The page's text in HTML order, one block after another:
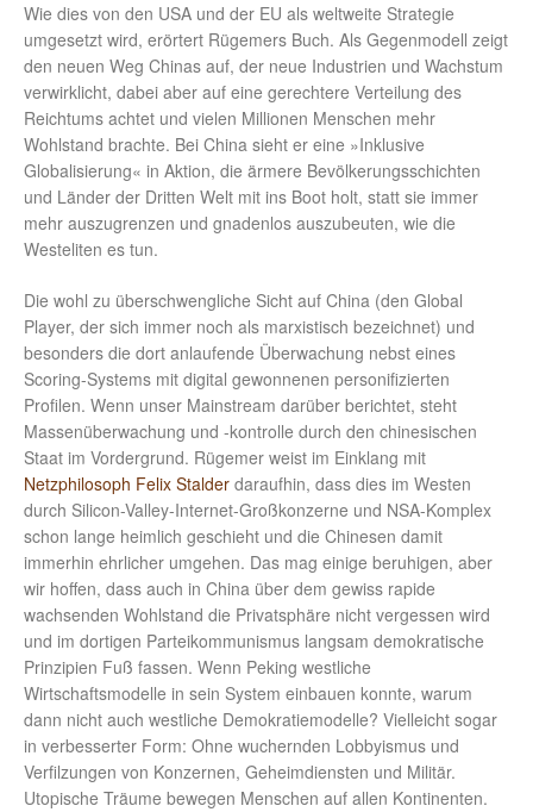
Wie dies von den USA und der EU als weltweite Strategie
umgesetzt wird, erörtert Rügemers Buch. Als Gegenmodell zeigt
den neuen Weg Chinas auf, der neue Industrien und Wachstum
verwirklicht, dabei aber auf eine gerechtere Verteilung des
Reichtums achtet und vielen Millionen Menschen mehr
Wohlstand brachte. Bei China sieht er eine »Inklusive
Globalisierung« in Aktion, die ärmere Bevölkerungsschichten
und Länder der Dritten Welt mit ins Boot holt, statt sie immer
mehr auszugrenzen und gnadenlos auszubeuten, wie die
Westeliten es tun.
Die wohl zu überschwengliche Sicht auf China (den Global
Player, der sich immer noch als marxistisch bezeichnet) und
besonders die dort anlaufende Überwachung nebst eines
Scoring-Systems mit digital gewonnenen personifizierten
Profilen. Wenn unser Mainstream darüber berichtet, steht
Massenüberwachung und -kontrolle durch den chinesischen
Staat im Vordergrund. Rügemer weist im Einklang mit
Netzphilosoph Felix Stalder daraufhin, dass dies im Westen
durch Silicon-Valley-Internet-Großkonzerne und NSA-Komplex
schon lange heimlich geschieht und die Chinesen damit
immerhin ehrlicher umgehen. Das mag einige beruhigen, aber
wir hoffen, dass auch in China über dem gewiss rapide
wachsenden Wohlstand die Privatsphäre nicht vergessen wird
und im dortigen Parteikommunismus langsam demokratische
Prinzipien Fuß fassen. Wenn Peking westliche
Wirtschaftsmodelle in sein System einbauen konnte, warum
dann nicht auch westliche Demokratiemodelle? Vielleicht sogar
in verbesserter Form: Ohne wuchernden Lobbyismus und
Verfilzungen von Konzernen, Geheimdiensten und Militär.
Utopische Träume bewegen Menschen auf allen Kontinenten.